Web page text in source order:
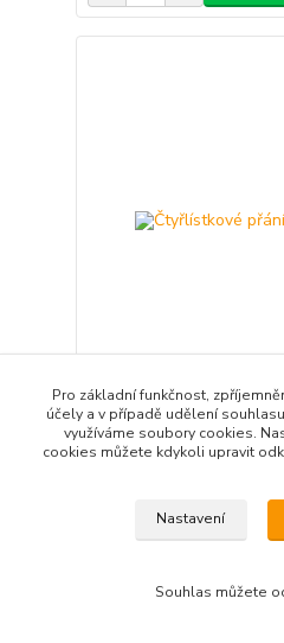
Čtyřlístkové přání
49,00 Kč/ ks
Pro základní funkčnost,
účely a v případě udělení
využíváme soubory cookies.
cookies můžete kdykoli upravit
Nastavení
Souhlas můžete